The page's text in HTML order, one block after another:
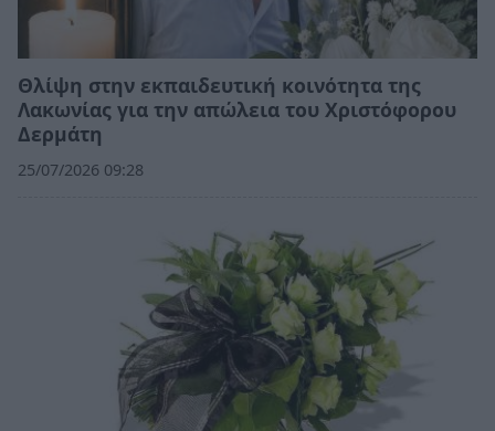
Θλίψη στην εκπαιδευτική κοινότητα της
Λακωνίας για την απώλεια του Χριστόφορου
Δερμάτη
25/07/2026 09:28